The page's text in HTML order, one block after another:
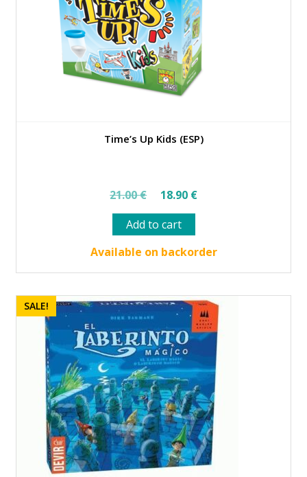
Time’s Up Kids (ESP)
21.00€
Original
price
was:
21.00 €.
18.90 €Current
18.90 €.
Add to cart
Available on backorder
SALE!